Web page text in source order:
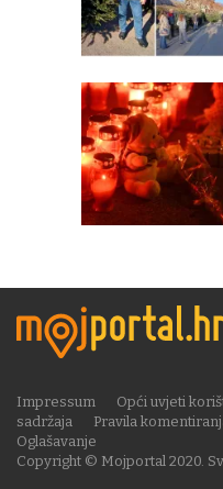
Copyright © Mojportal 2020.
Impressum Opći uvjeti
sadržaja
Pravila
Oglašavanje